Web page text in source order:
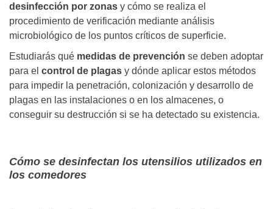
desinfección por zonas y cómo se realiza el
procedimiento de verificación mediante análisis
microbiológico de los puntos críticos de superficie.
Estudiarás qué medidas de prevención se deben adoptar
para el control de plagas y dónde aplicar estos métodos
para impedir la penetración, colonización y desarrollo de
plagas en las instalaciones o en los almacenes, o
conseguir su destrucción si se ha detectado su existencia.
Cómo se desinfectan los utensilios utilizados en
los comedores